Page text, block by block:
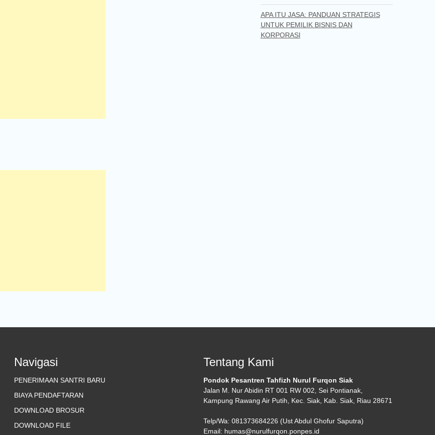
APA ITU JASA: PANDUAN STRATEGIS
UNTUK PEMILIK BISNIS DAN
KORPORASI
Navigasi
PENERIMAAN SANTRI BARU
BIAYA PENDAFTARAN
DOWNLOAD BROSUR
DOWNLOAD FILE
Tentang Kami
Pondok Pesantren Tahfizh Nurul Furqon Siak
Jalan M. Nur Abidin RT 001 RW 002, Sei Pontianak,
Kampung Rawang Air Putih, Kec. Siak, Kab. Siak, Riau 28671
Telp/Wa: 081373684226 (Ust Abdul Ghofur Saputra)
Email: humas@nurulfurqon.ponpes.id